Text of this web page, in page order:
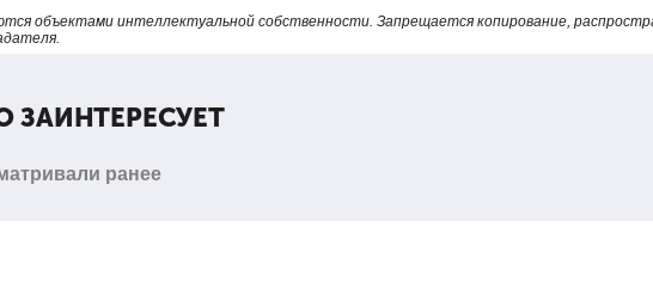
объектами интеллектуальной собственности. Запрещается копирование,
ранее